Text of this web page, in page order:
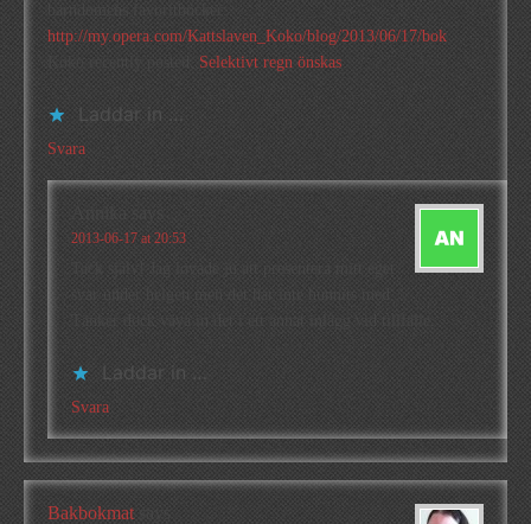
barndomens favoritböcker:
http://my.opera.com/Kattslaven_Koko/blog/2013/06/17/bok
Selektivt regn önskas
Laddar in …
Svara
2013-06-17 at 20:53
svar under helgen men det har inte hunnits med.
Laddar in …
Svara
Bakbokmat